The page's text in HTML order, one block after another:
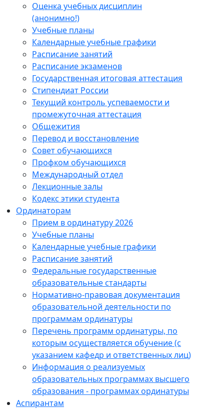
Оценка учебных дисциплин
(анонимно!)
Учебные планы
Календарные учебные графики
Расписание занятий
Расписание экзаменов
Государственная итоговая аттестация
Стипендиат России
Текущий контроль успеваемости и
промежуточная аттестация
Общежития
Перевод и восстановление
Совет обучающихся
Профком обучающихся
Международный отдел
Лекционные залы
Кодекс этики студента
Ординаторам
Прием в ординатуру 2026
Учебные планы
Календарные учебные графики
Расписание занятий
Федеральные государственные
образовательные стандарты
Нормативно-правовая документация
образовательной деятельности по
программам ординатуры
Перечень программ ординатуры, по
которым осуществляется обучение (с
указанием кафедр и ответственных лиц)
Информация о реализуемых
образовательных программах высшего
образования - программах ординатуры
Аспирантам